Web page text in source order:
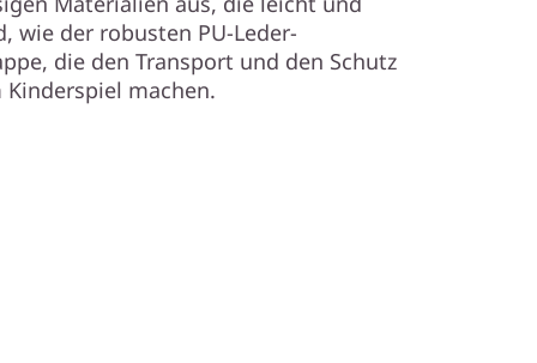
wie der robusten PU-Leder-
die den Transport und den Schutz
machen.